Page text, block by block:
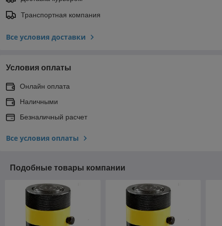
Транспортная компания
Все условия доставки
Условия оплаты
Онлайн оплата
Наличными
Безналичный расчет
Все условия оплаты
Подобные товары компании